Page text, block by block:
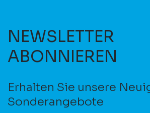
NEWSLETTER
ABONNIEREN
Erhalten Sie unsere
Sonderangebote